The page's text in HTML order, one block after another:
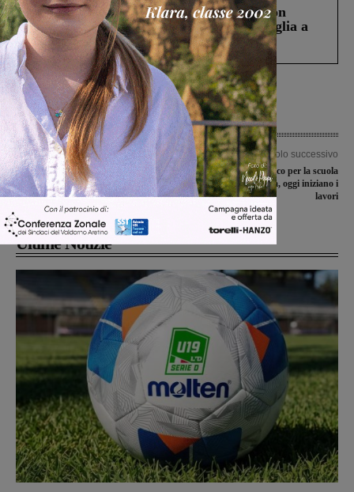
Scomparso da una struttura di Castiglion
Fiorentino l’uomo che aveva ucciso la figlia a
Levane nel 2020
Articolo precedente
Il Valdarninsieme Piandiscò parte con
il piede giusto
Articolo successivo
Adeguamento sismico per la scuola
primaria di Laterina, oggi iniziano i
lavori
Ultime Notizie